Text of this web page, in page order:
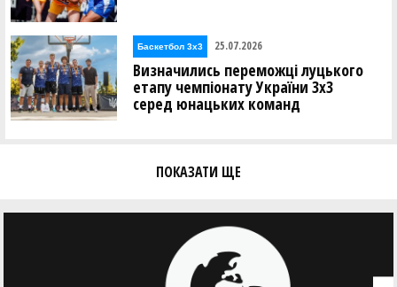
Баскетбол 3х3 25.07.2026
Визначились переможці луцького
етапу чемпіонату України 3х3
серед юнацьких команд
ПОКАЗАТИ ЩЕ